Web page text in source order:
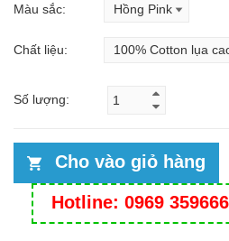
Màu sắc:
Chất liệu:
Số lượng:
Cho vào giỏ hàng
Hotline: 0969 359666